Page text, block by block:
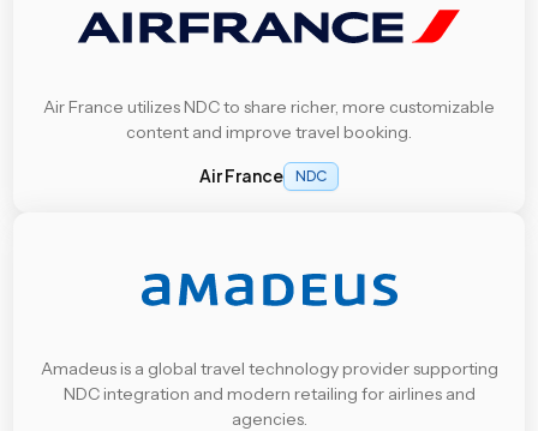
Air France utilizes NDC to share richer, more customizable
content and improve travel booking.
Air France NDC
Amadeus is a global travel technology provider supporting
NDC integration and modern retailing for airlines and
agencies.